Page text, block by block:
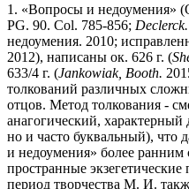
1. «Вопросы и недоумения»
PG. 90. Col. 785-856; Declerck.
недоумения. 2010;
2012), написаны ок. 626 г. (
633/4 г. (Jankowiak, Booth.
толкований различных
отцов. Метод толкования -
анагогический,
но и часто буквальный), что
и недоумения» более
пространные
период творчества М. И.